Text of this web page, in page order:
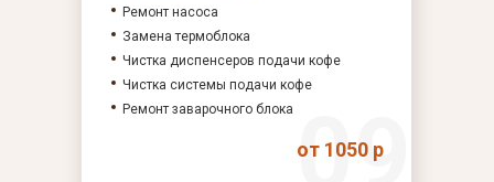
Ремонт насоса
Замена термоблока
Чистка диспенсеров подачи кофе
Чистка системы подачи кофе
Ремонт заварочного блока
от 1050 р